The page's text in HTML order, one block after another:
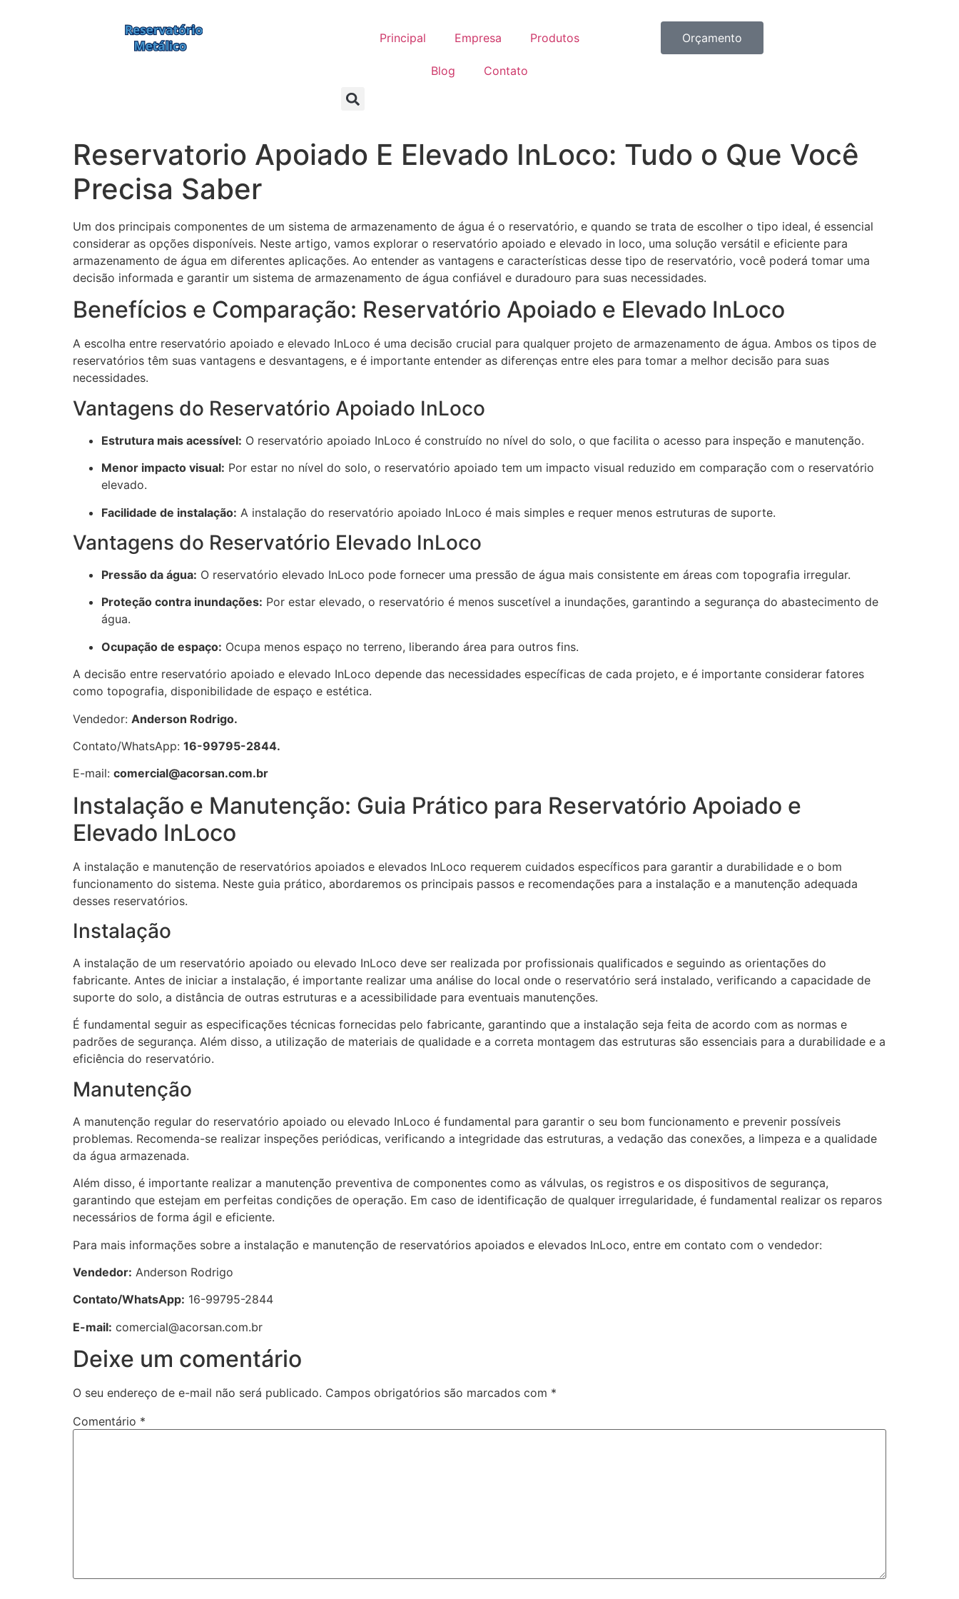
Principal Empresa Produtos
Blog Contato
Orçamento
Reservatorio Apoiado E Elevado InLoco: Tudo o Que Você
Precisa Saber
Um dos principais componentes de um sistema de armazenamento de água é o reservatório, e quando se trata de escolher o tipo ideal, é essencial
considerar as opções disponíveis. Neste artigo, vamos explorar o reservatório apoiado e elevado in loco, uma solução versátil e eficiente para
armazenamento de água em diferentes aplicações. Ao entender as vantagens e características desse tipo de reservatório, você poderá tomar uma
decisão informada e garantir um sistema de armazenamento de água confiável e duradouro para suas necessidades.
Benefícios e Comparação: Reservatório Apoiado e Elevado InLoco
A escolha entre reservatório apoiado e elevado InLoco é uma decisão crucial para qualquer projeto de armazenamento de água. Ambos os tipos de
reservatórios têm suas vantagens e desvantagens, e é importante entender as diferenças entre eles para tomar a melhor decisão para suas
necessidades.
Vantagens do Reservatório Apoiado InLoco
Estrutura mais acessível: O reservatório apoiado InLoco é construído no nível do solo, o que facilita o acesso para inspeção e manutenção.
Menor impacto visual: Por estar no nível do solo, o reservatório apoiado tem um impacto visual reduzido em comparação com o reservatório
elevado.
Facilidade de instalação: A instalação do reservatório apoiado InLoco é mais simples e requer menos estruturas de suporte.
Vantagens do Reservatório Elevado InLoco
Pressão da água: O reservatório elevado InLoco pode fornecer uma pressão de água mais consistente em áreas com topografia irregular.
Proteção contra inundações: Por estar elevado, o reservatório é menos suscetível a inundações, garantindo a segurança do abastecimento de
água.
Ocupação de espaço: Ocupa menos espaço no terreno, liberando área para outros fins.
A decisão entre reservatório apoiado e elevado InLoco depende das necessidades específicas de cada projeto, e é importante considerar fatores
como topografia, disponibilidade de espaço e estética.
Vendedor: Anderson Rodrigo.
Contato/WhatsApp: 16-99795-2844.
E-mail: comercial@acorsan.com.br
Instalação e Manutenção: Guia Prático para Reservatório Apoiado e
Elevado InLoco
A instalação e manutenção de reservatórios apoiados e elevados InLoco requerem cuidados específicos para garantir a durabilidade e o bom
funcionamento do sistema. Neste guia prático, abordaremos os principais passos e recomendações para a instalação e a manutenção adequada
desses reservatórios.
Instalação
A instalação de um reservatório apoiado ou elevado InLoco deve ser realizada por profissionais qualificados e seguindo as orientações do
fabricante. Antes de iniciar a instalação, é importante realizar uma análise do local onde o reservatório será instalado, verificando a capacidade de
suporte do solo, a distância de outras estruturas e a acessibilidade para eventuais manutenções.
É fundamental seguir as especificações técnicas fornecidas pelo fabricante, garantindo que a instalação seja feita de acordo com as normas e
padrões de segurança. Além disso, a utilização de materiais de qualidade e a correta montagem das estruturas são essenciais para a durabilidade e a
eficiência do reservatório.
Manutenção
A manutenção regular do reservatório apoiado ou elevado InLoco é fundamental para garantir o seu bom funcionamento e prevenir possíveis
problemas. Recomenda-se realizar inspeções periódicas, verificando a integridade das estruturas, a vedação das conexões, a limpeza e a qualidade
da água armazenada.
Além disso, é importante realizar a manutenção preventiva de componentes como as válvulas, os registros e os dispositivos de segurança,
garantindo que estejam em perfeitas condições de operação. Em caso de identificação de qualquer irregularidade, é fundamental realizar os reparos
necessários de forma ágil e eficiente.
Para mais informações sobre a instalação e manutenção de reservatórios apoiados e elevados InLoco, entre em contato com o vendedor:
Vendedor: Anderson Rodrigo
Contato/WhatsApp: 16-99795-2844
E-mail: comercial@acorsan.com.br
Deixe um comentário
O seu endereço de e-mail não será publicado. Campos obrigatórios são marcados com *
Comentário *